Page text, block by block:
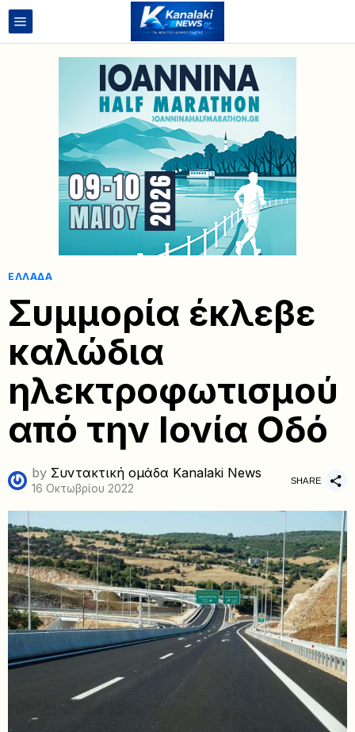
ΕΛΛΆΔΑ
Συμμορία έκλεβε
καλώδια
ηλεκτροφωτισμού
από την Ιονία Οδό
by Συντακτική ομάδα Kanalaki News
16 Οκτωβρίου 2022
SHARE